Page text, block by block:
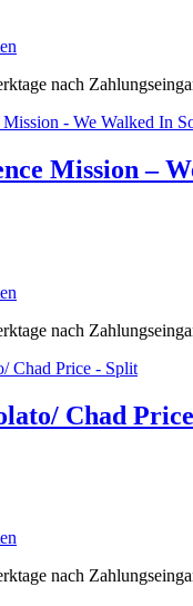
nach
Mission –
nach
Chad
nach